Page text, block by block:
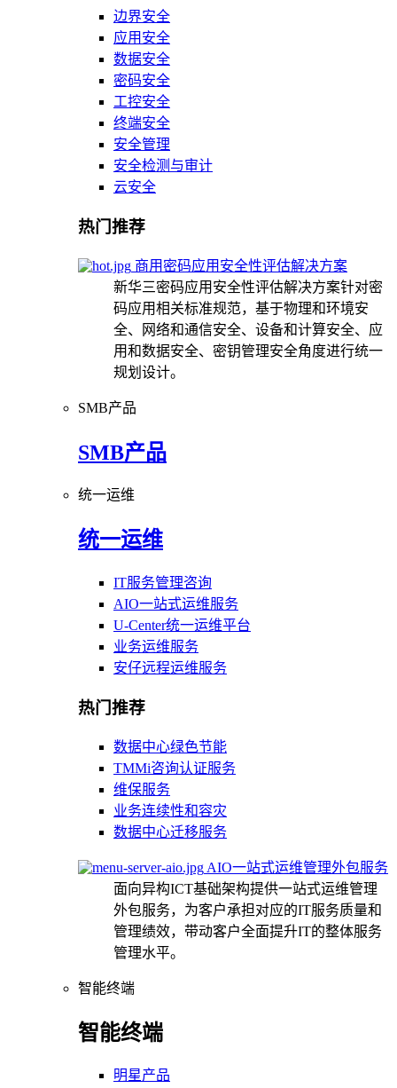
边界安全
应用安全
数据安全
密码安全
工控安全
终端安全
安全管理
安全检测与审计
云安全
热门推荐
商用密码应用安全性评估解决方案
新华三密码应用安全性评估解决方案针对密
码应用相关标准规范，基于物理和环境安
全、网络和通信安全、设备和计算安全、应
用和数据安全、密钥管理安全角度进行统一
规划设计。
SMB产品
SMB产品
统一运维
统一运维
IT服务管理咨询
AIO一站式运维服务
U-Center统一运维平台
业务运维服务
安仔远程运维服务
热门推荐
数据中心绿色节能
TMMi咨询认证服务
维保服务
业务连续性和容灾
数据中心迁移服务
AIO一站式运维管理外包服务
面向异构ICT基础架构提供一站式运维管理
外包服务，为客户承担对应的IT服务质量和
管理绩效，带动客户全面提升IT的整体服务
管理水平。
智能终端
智能终端
明星产品